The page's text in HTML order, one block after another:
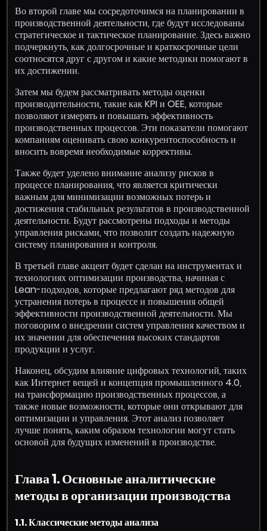
Во второй главе мы сосредоточимся на планировании в
производственной деятельности, где будут исследованы
стратегическое и тактическое планирование. Здесь важно
подчеркнуть, как долгосрочные и краткосрочные цели
соотносятся друг с другом и какие методики помогают в
их достижении.
Затем мы будем рассматривать методы оценки
производительности, такие как KPI и OEE, которые
позволяют измерять и повышать эффективность
производственных процессов. Эти показатели помогают
компаниям оценивать свою конкурентоспособность и
вносить вовремя необходимые коррективы.
Также будет уделено внимание анализу рисков в
процессе планирования, что является критически
важным для минимизации возможных потерь и
достижения стабильных результатов в производственной
деятельности. Будут рассмотрены подходы и методы
управления рисками, что позволит создать надежную
систему планирования и контроля.
В третьей главе акцент будет сделан на инструментах и
технологиях оптимизации производства, начиная с
Lean-подходов, которые предлагают ряд методов для
устранения потерь в процессе и повышения общей
эффективности производственной деятельности. Мы
поговорим о внедрении систем управления качеством и
их значении для обеспечения высоких стандартов
продукции и услуг.
Наконец, обсудим влияние цифровых технологий, таких
как Интернет вещей и концепция промышленного 4.0,
на трансформацию производственных процессов, а
также новые возможности, которые они открывают для
оптимизации и управления. Этот анализ позволяет
лучше понять, каким образом технологии могут стать
основой для будущих изменений в производстве.
Глава 1. Основные аналитические
методы в организации производства
1.1. Классические методы анализа